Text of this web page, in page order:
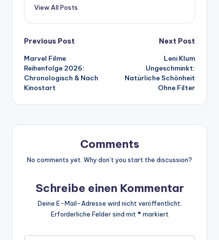
View All Posts
Post
navigation
Previous Post
Marvel Filme
Reihenfolge 2026:
Chronologisch & Nach
Kinostart
Next Post
Leni Klum
Ungeschminkt:
Natürliche Schönheit
Ohne Filter
Comments
No comments yet. Why don’t you start the discussion?
Schreibe einen Kommentar
Deine E-Mail-Adresse wird nicht veröffentlicht.
Erforderliche Felder sind mit * markiert